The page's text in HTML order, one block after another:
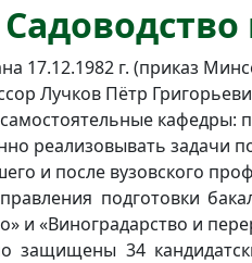
г. (приказ
Лучков Пётр
кафедры:
реализовывать задачи
и после вузовского
подготовки
«Виноградарство и
34